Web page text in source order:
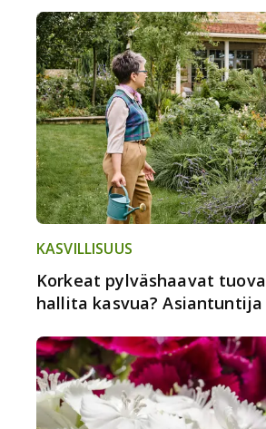
KASVILLISUUS
Korkeat pylväshaavat
hallita kasvua?